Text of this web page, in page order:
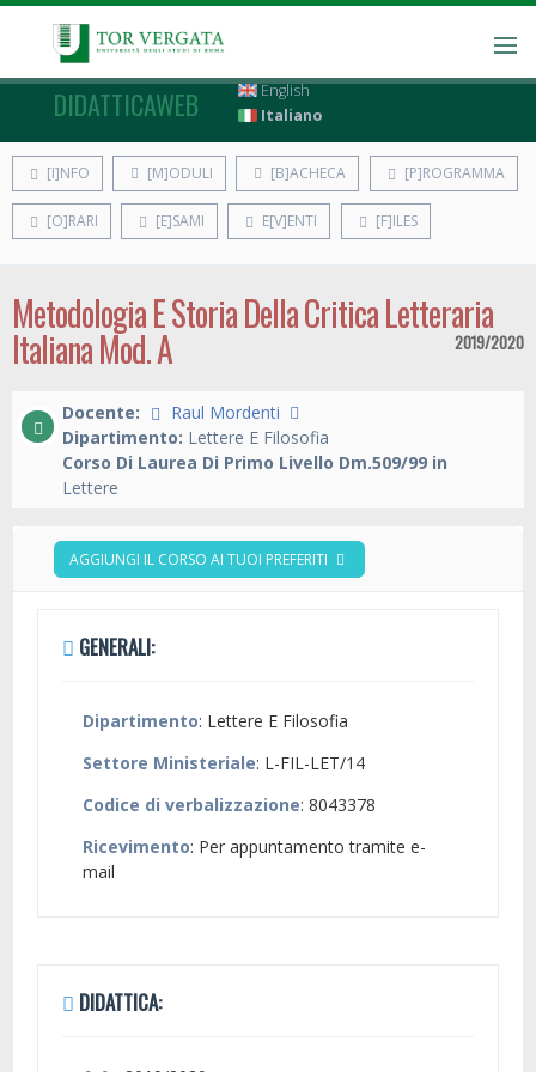
DIDATTICAWEB
English
Italiano
[I]NFO [M]ODULI [B]ACHECA [P]ROGRAMMA
[O]RARI [E]SAMI E[V]ENTI [F]ILES
Metodologia E Storia Della Critica Letteraria
Italiana Mod. A 2019/2020
Docente:
Raul Mordenti
Dipartimento: Lettere E Filosofia
Corso Di Laurea Di Primo Livello Dm.509/99 in
Lettere
AGGIUNGI IL CORSO AI TUOI PREFERITI
GENERALI:
Dipartimento: Lettere E Filosofia
Settore Ministeriale: L-FIL-LET/14
Codice di verbalizzazione: 8043378
Ricevimento: Per appuntamento tramite e-
mail
DIDATTICA: